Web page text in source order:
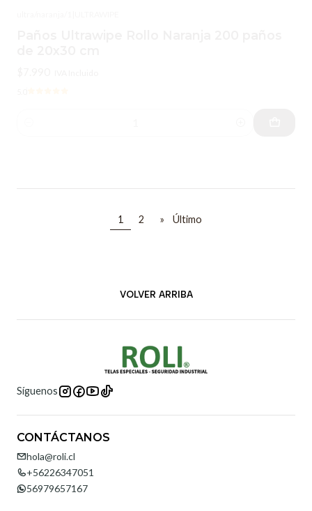
1 2 » Último
VOLVER ARRIBA
Síguenos
CONTÁCTANOS
hola@roli.cl
+56226347051
56979657167